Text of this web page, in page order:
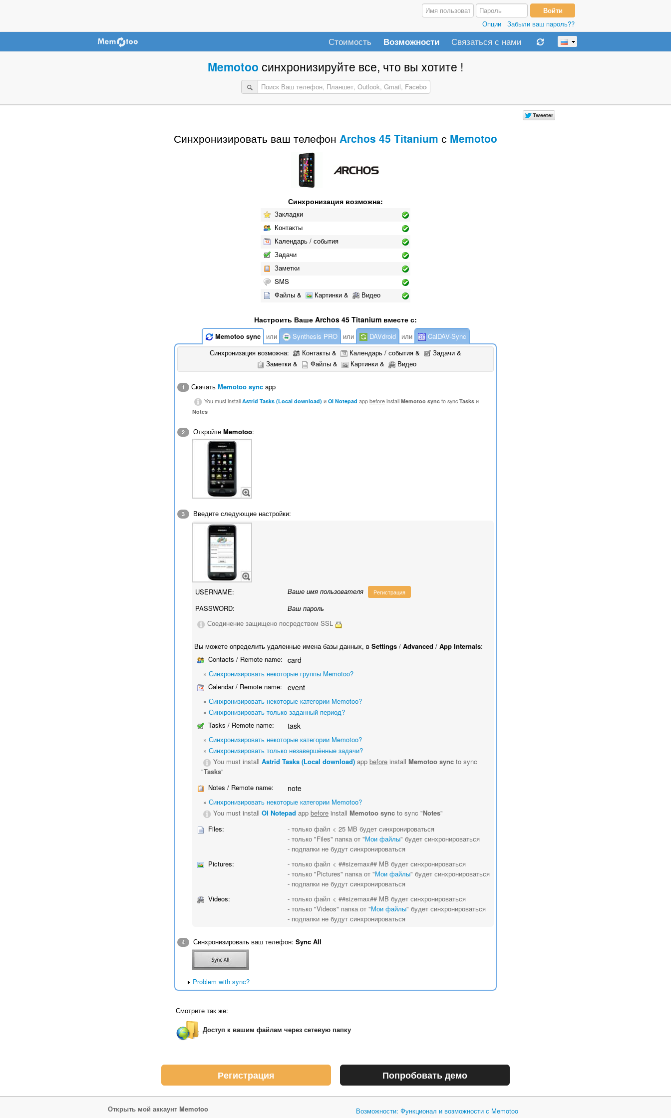
Опции Забыли ваш пароль??
Стоимость Возможности Связаться с нами
Memotoo синхронизируйте все, что вы хотите !
Синхронизировать ваш телефон Archos 45 Titanium с Memotoo
Синхронизация возможна:
Закладки
Контакты
Календарь / события
Задачи
Заметки
SMS
Файлы &
Картинки & Видео
Настроить Ваше Archos 45 Titanium вместе с:
Memotoo sync или Synthesis PRO или DAVdroid или
CalDAV-Sync
Синхронизация возможна:
Контакты & Календарь / события &
Задачи &
Заметки &
Файлы & Картинки & Видео
1 СкачатьMemotoo sync app
You must installAstrid Tasks (Local download) иOI Notepad appbefore installMemotoo sync to syncTasks и
Notes
2 ОткройтеMemotoo:
3 Введите следующие настройки:
USERNAME: Ваше имя пользователя Регистрация
PASSWORD:
Ваш пароль
Соединение защищено посредством SSL
Вы можете определить удаленные имена базы данных, вSettings /Advanced /App Internals:
Contacts / Remote name: card
»Синхронизировать некоторые группы Memotoo?
Calendar / Remote name:
event
»Синхронизировать некоторые категории Memotoo?
»Синхронизировать только заданный период?
Tasks / Remote name:
task
»Синхронизировать некоторые категории Memotoo?
»Синхронизировать только незавершённые задачи?
You must installAstrid Tasks (Local download) appbefore install Memotoo sync to sync
"Tasks"
Notes / Remote name:
note
»Синхронизировать некоторые категории Memotoo?
You must installOI Notepad appbefore install Memotoo sync to sync "Notes"
Files:
- только файл < 25 MB будет синхронироваться
- только "Files" папка от "Мои файлы" будет синхронироваться
- подпапки не будут синхронироваться
Pictures:
- только файл < ##sizemax## MB будет синхронироваться
- только "Pictures" папка от "Мои файлы" будет синхронироваться
- подпапки не будут синхронироваться
Videos:
- только файл < ##sizemax## MB будет синхронироваться
- только "Videos" папка от "Мои файлы" будет синхронироваться
- подпапки не будут синхронироваться
4 Синхронизировать ваш телефон:Sync All
Problem with sync?
Смотрите так же:
Доступ к вашим файлам через сетевую папку
Регистрация Попробовать демо
Открыть мой аккаунт Memotoo
Возможности: Функционал и возможности с Memotoo